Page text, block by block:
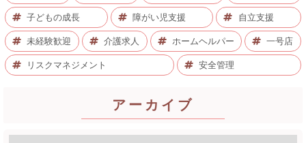
子どもの成長 障がい児支援 自立支援
未経験歓迎 介護求人 ホームヘルパー 一号店
リスクマネジメント 安全管理
アーカイブ